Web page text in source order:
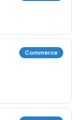
Commerce